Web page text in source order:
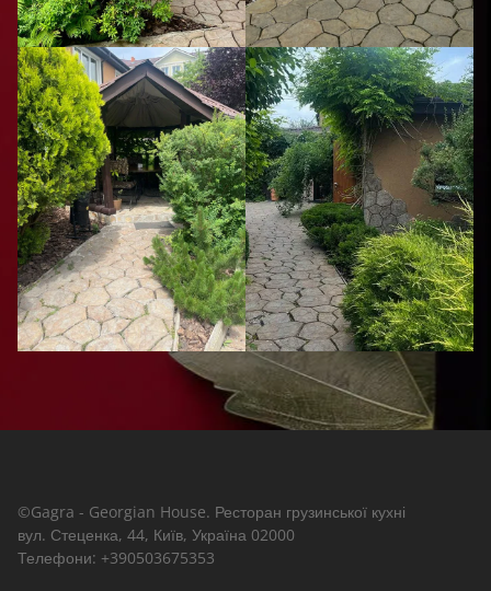
©Gagra - Georgian House. Ресторан грузинської кухні
вул. Стеценка, 44, Київ, Україна 02000
Телефони: +390503675353